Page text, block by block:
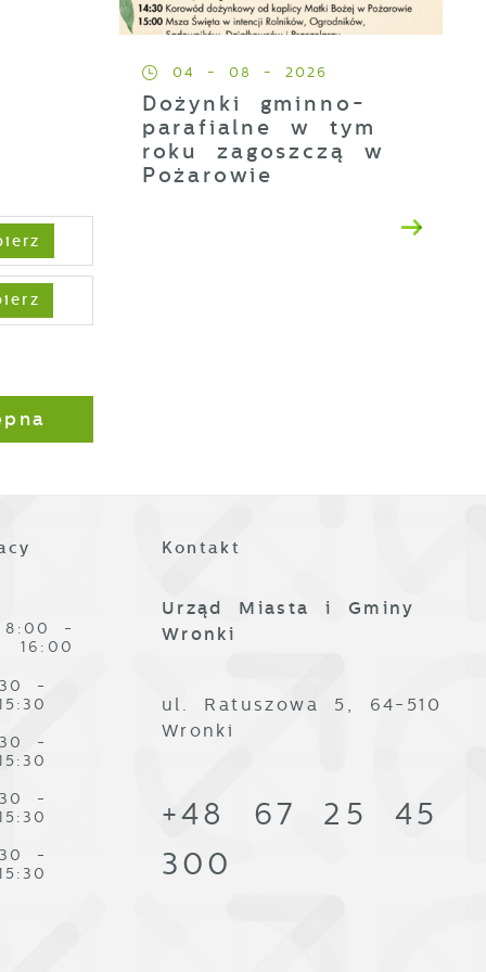
04 - 08 - 2026
Dożynki gminno-
parafialne w tym
roku zagoszczą w
Pożarowie
8:00 -
16:00
-
-
-
-
Kontakt
Urząd Miasta i Gminy
Wronki
ul. Ratuszowa 5, 64-510
Wronki
+48 67 25 45
300